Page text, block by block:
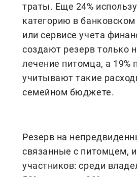
траты. Еще 24%
категорию в
или сервисе учета
создают резерв только
лечение питомца, а 19%
учитывают такие
семейном бюджете.
Резерв на
связанные с питомцем,
участников: среди